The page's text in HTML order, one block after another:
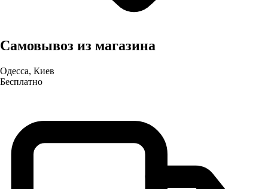
Самовывоз из магазина
Одесса, Киев
Бесплатно